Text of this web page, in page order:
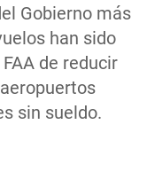
Gobierno más
han sido
de reducir
sin sueldo.